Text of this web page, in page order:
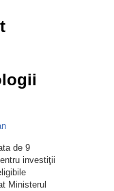
de 9
investiţii
Ministerul